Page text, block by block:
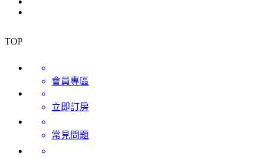
TOP
會員專區
立即訂房
常見問題